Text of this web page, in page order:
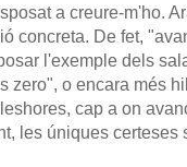
a creure-m'ho.
concreta. De fet,
l'exemple dels
zero", o encara més
cap a on
les úniques certeses